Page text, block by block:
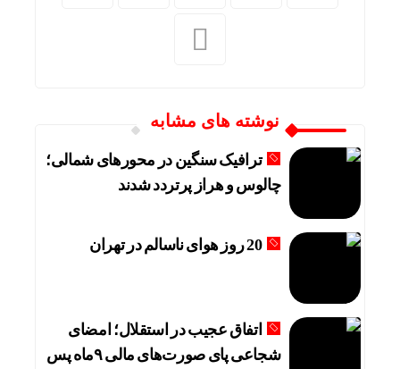
نوشته های مشابه
ترافیک سنگین در محورهای شمالی؛
چالوس و هراز پرتردد شدند
20 روز هوای ناسالم در تهران
اتفاق عجیب در استقلال؛ امضای
شجاعی پای صورت‌های مالی ٩ماه پس